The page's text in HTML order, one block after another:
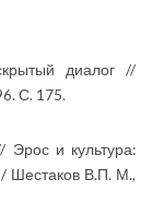
диалог //
С. 175.
и культура:
Шестаков В.П. М.,